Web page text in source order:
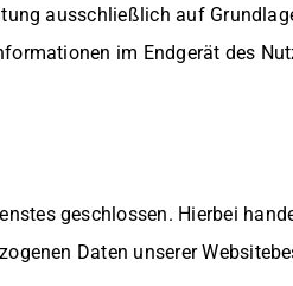
ausschließlich auf
im Endgerät des
geschlossen. Hierbei
Daten unserer